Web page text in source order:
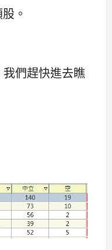
。
們趕快進去瞧